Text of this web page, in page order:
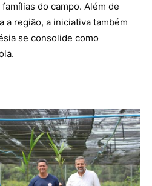
do campo. Além de
a região, a iniciativa também
se consolide como